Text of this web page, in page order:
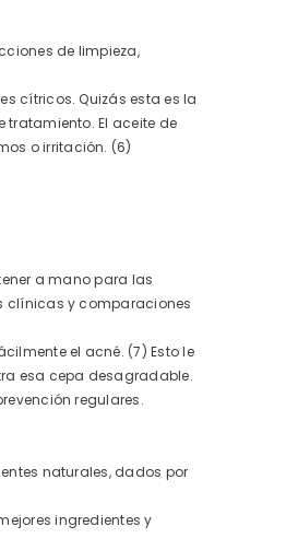
de limpieza,
cítricos. Quizás esta es la
El aceite de
o irritación. (6)
a mano para las
clínicas y comparaciones
el acné. (7) Esto le
esa cepa desagradable.
regulares.
naturales, dados por
ingredientes y